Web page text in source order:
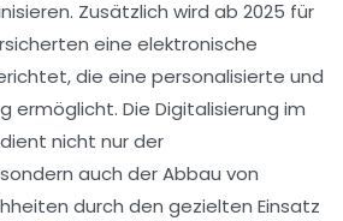
Zusätzlich wird ab 2025 für
eine elektronische
die eine personalisierte und
ermöglicht. Die Digitalisierung im
nicht nur der
auch der Abbau von
durch den gezielten Einsatz